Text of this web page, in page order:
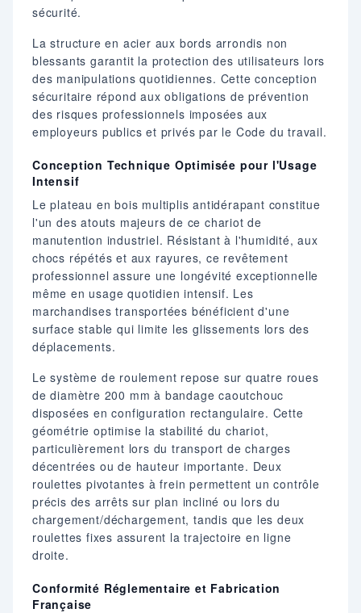
sécurité.
La structure en acier aux bords arrondis non
blessants garantit la protection des utilisateurs lors
des manipulations quotidiennes. Cette conception
sécuritaire répond aux obligations de prévention
des risques professionnels imposées aux
employeurs publics et privés par le Code du travail.
Conception Technique Optimisée pour l'Usage
Intensif
Le plateau en bois multiplis antidérapant constitue
l'un des atouts majeurs de ce chariot de
manutention industriel. Résistant à l'humidité, aux
chocs répétés et aux rayures, ce revêtement
professionnel assure une longévité exceptionnelle
même en usage quotidien intensif. Les
marchandises transportées bénéficient d'une
surface stable qui limite les glissements lors des
déplacements.
Le système de roulement repose sur quatre roues
de diamètre 200 mm à bandage caoutchouc
disposées en configuration rectangulaire. Cette
géométrie optimise la stabilité du chariot,
particulièrement lors du transport de charges
décentrées ou de hauteur importante. Deux
roulettes pivotantes à frein permettent un contrôle
précis des arrêts sur plan incliné ou lors du
chargement/déchargement, tandis que les deux
roulettes fixes assurent la trajectoire en ligne
droite.
Conformité Réglementaire et Fabrication
Française